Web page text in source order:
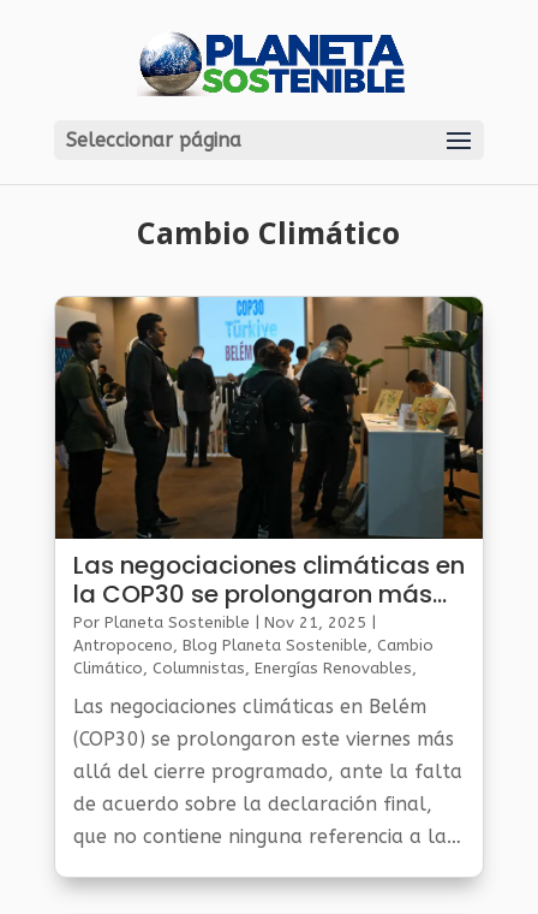
Seleccionar página
Cambio Climático
Las negociaciones climáticas en
la COP30 se prolongaron más
allá del cierre oficial por la falta
de acuerdo
Por Planeta Sostenible Nov 21, 2025
Antropoceno, Blog Planeta Sostenible, Cambio
Climático, Columnistas, Energías Renovables,
Ambiente,Planeta Al Día
Las negociaciones climáticas en Belém
(COP30) se prolongaron este viernes más
allá del cierre programado, ante la falta
de acuerdo sobre la declaración final,
que no contiene ninguna referencia a la